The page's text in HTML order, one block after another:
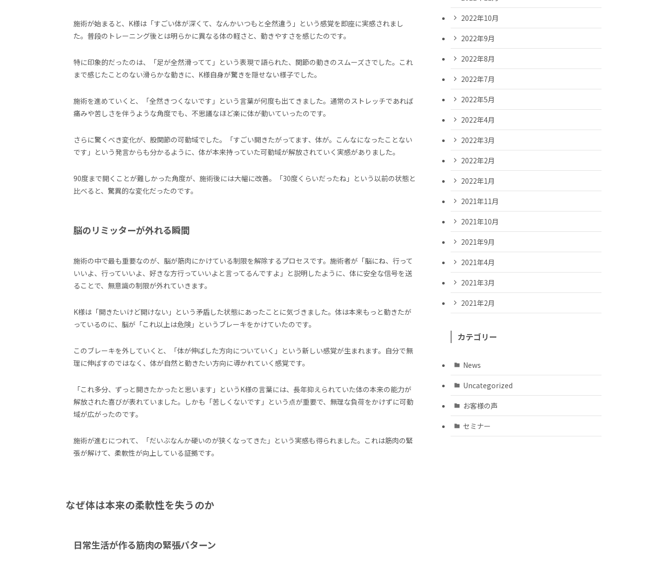
施術が始まると、K様は「すごい体が深くて、なんかいつもと全然違う」という感覚を即座に実感されまし
た。普段のトレーニング後とは明らかに異なる体の軽さと、動きやすさを感じたのです。
特に印象的だったのは、「足が全然滑ってて」という表現で語られた、関節の動きのスムーズさでした。これ
まで感じたことのない滑らかな動きに、K様自身が驚きを隠せない様子でした。
施術を進めていくと、「全然きつくないです」という言葉が何度も出てきました。通常のストレッチであれば
痛みや苦しさを伴うような角度でも、不思議なほど楽に体が動いていったのです。
さらに驚くべき変化が、股関節の可動域でした。「すごい開きたがってます、体が。こんなになったことない
です」という発言からも分かるように、体が本来持っていた可動域が解放されていく実感がありました。
90度まで開くことが難しかった角度が、施術後には大幅に改善。「30度くらいだったね」という以前の状態と
比べると、驚異的な変化だったのです。
脳のリミッターが外れる瞬間
施術の中で最も重要なのが、脳が筋肉にかけている制限を解除するプロセスです。施術者が「脳にね、行って
いいよ、行っていいよ、好きな方行っていいよと言ってるんですよ」と説明したように、体に安全な信号を送
ることで、無意識の制限が外れていきます。
K様は「開きたいけど開けない」という矛盾した状態にあったことに気づきました。体は本来もっと動きたが
っているのに、脳が「これ以上は危険」というブレーキをかけていたのです。
このブレーキを外していくと、「体が伸ばした方向についていく」という新しい感覚が生まれます。自分で無
理に伸ばすのではなく、体が自然と動きたい方向に導かれていく感覚です。
「これ多分、ずっと開きたかったと思います」というK様の言葉には、長年抑えられていた体の本来の能力が
解放された喜びが表れていました。しかも「苦しくないです」という点が重要で、無理な負荷をかけずに可動
域が広がったのです。
施術が進むにつれて、「だいぶなんか硬いのが狭くなってきた」という実感も得られました。これは筋肉の緊
張が解けて、柔軟性が向上している証拠です。
なぜ体は本来の柔軟性を失うのか
日常生活が作る筋肉の緊張パターン
2022年10月
2022年9月
2022年8月
2022年7月
2022年5月
2022年4月
2022年3月
2022年2月
2022年1月
2021年11月
2021年10月
2021年9月
2021年4月
2021年3月
2021年2月
カテゴリー
News
Uncategorized
お客様の声
セミナー